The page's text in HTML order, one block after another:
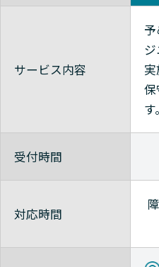
Avaya
サービス内容
実
す。
受付時間
対応時間